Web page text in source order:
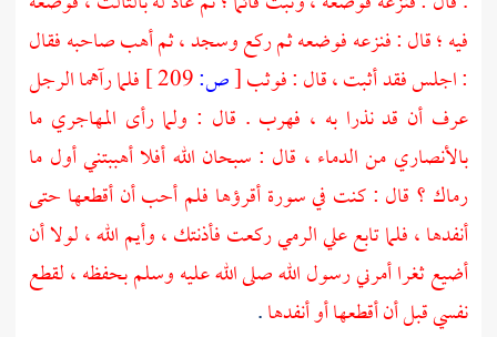
فيه ؛ قال : فنزعه فوضعه ثم ركع وسجد ، ثم أهب صاحبه فقال
: اجلس فقد أثبت ، قال : فوثب[ص:
فلما رآهما الرجل
عرف أن قد نذرا به ، فهرب . قال : ولما رأى المهاجري ما
بالأنصاري من الدماء ، قال : سبحان الله أفلا أهببتني أول ما
رماك ؟ قال : كنت في سورة أقرؤها فلم أحب أن أقطعها حتى
أنفدها ، فلما تابع علي الرمي ركعت فأذنتك ، وأيم الله ، لولا أن
أضيع ثغرا أمرني رسول الله صلى الله عليه وسلم بحفظه ، لقطع
نفسي قبل أن أقطعها أو أنفدها.